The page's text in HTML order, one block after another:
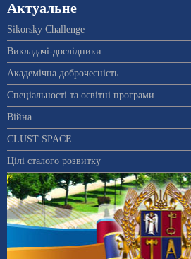
Актуальне
Sikorsky Challenge
Викладачі-дослідники
Академічна доброчесність
Спеціальності та освітні програми
Війна
CLUST SPACE
Цілі сталого розвитку